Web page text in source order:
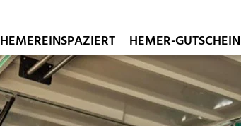
HEMEREINSPAZIERT HEMER-GUTSCHEIN